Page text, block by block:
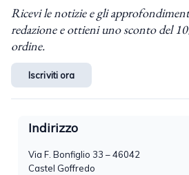
Ricevi le notizie e gli
redazione e ottieni uno sconto del
ordine.
Iscriviti ora
Indirizzo
Via F. Bonfiglio 33 – 46042
Castel Goffredo